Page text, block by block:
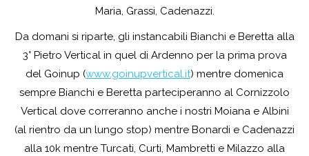
Maria, Grassi, Cadenazzi.
Da domani si riparte, gli instancabili Bianchi e Beretta alla
3° Pietro Vertical in quel di Ardenno per la prima prova
del Goinup (www.goinupvertical.it) mentre domenica
sempre Bianchi e Beretta parteciperanno al Cornizzolo
Vertical dove correranno anche i nostri Moiana e Albini
(al rientro da un lungo stop) mentre Bonardi e Cadenazzi
alla 10k mentre Turcati, Curti, Mambretti e Milazzo alla